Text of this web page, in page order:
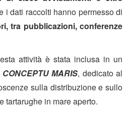
i dati raccolti hanno permesso di
tra pubblicazioni, conferenze
attività è stata inclusa in un
MARIS, dedicato al
sulla distribuzione e sullo
tartarughe in mare aperto.